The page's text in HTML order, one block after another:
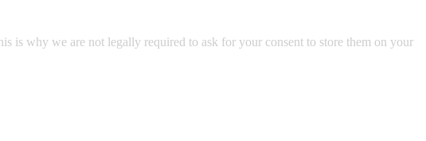
is why we are not legally required to ask for your consent to store them on your